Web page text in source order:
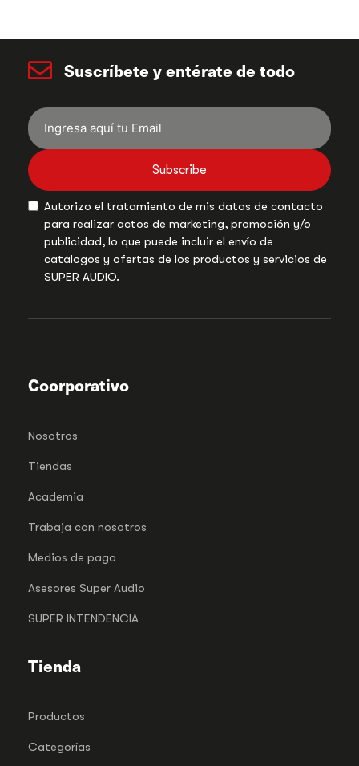
Suscríbete y entérate de todo
Subscribe
Autorizo el tratamiento de mis datos de contacto
para realizar actos de marketing, promoción y/o
publicidad, lo que puede incluir el envío de
catalogos y ofertas de los productos y servicios de
SUPER AUDIO.
Coorporativo
Nosotros
Tiendas
Academia
Trabaja con nosotros
Medios de pago
Asesores Super Audio
SUPER INTENDENCIA
Tienda
Productos
Categorías